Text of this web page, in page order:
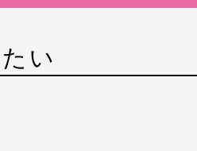
い